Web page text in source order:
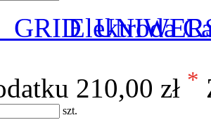
Elektroda
210,00 zł *
szt.